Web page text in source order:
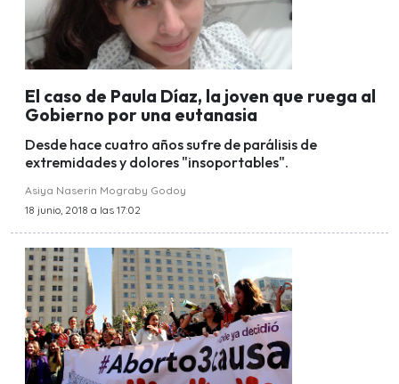
El caso de Paula Díaz, la joven que ruega al
Gobierno por una eutanasia
Desde hace cuatro años sufre de parálisis de
extremidades y dolores "insoportables".
Asiya Naserin Mograby Godoy
18 junio, 2018 a las 17:02